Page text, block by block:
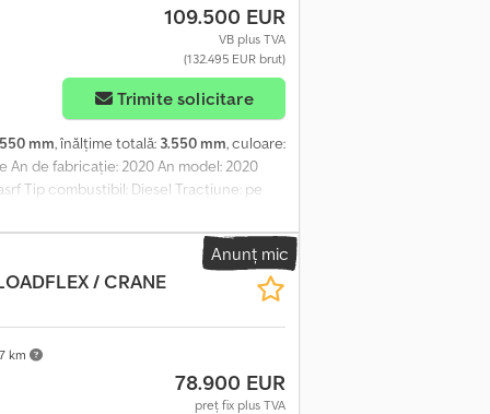
109.500 EUR
VB plus TVA
(132.495 EUR brut)
Trimite solicitare
mm, înălțime totală: 3.550 mm, culoare:
An de fabricație: 2020 An model: 2020
Tip combustibil: Diesel Tracțiune: pe
foarte bună Stare vizuală: foarte bună
Anunț mic
km
/ CRANE
78.900 EUR
preț fix plus TVA